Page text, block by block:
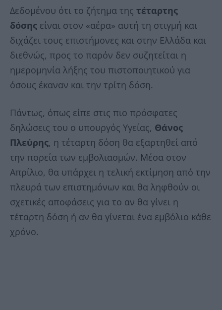
Δεδομένου ότι το ζήτημα της τέταρτης
δόσης είναι στον «αέρα» αυτή τη στιγμή και
διχάζει τους επιστήμονες και στην Ελλάδα και
διεθνώς, προς το παρόν δεν συζητείται η
ημερομηνία λήξης του πιστοποιητικού για
όσους έκαναν και την τρίτη δόση.
Πάντως, όπως είπε στις πιο πρόσφατες
δηλώσεις του ο υπουργός Υγείας, Θάνος
Πλεύρης, η τέταρτη δόση θα εξαρτηθεί από
την πορεία των εμβολιασμών. Μέσα στον
Απρίλιο, θα υπάρχει η τελική εκτίμηση από την
πλευρά των επιστημόνων και θα ληφθούν οι
σχετικές αποφάσεις για το αν θα γίνει η
τέταρτη δόση ή αν θα γίνεται ένα εμβόλιο κάθε
χρόνο.